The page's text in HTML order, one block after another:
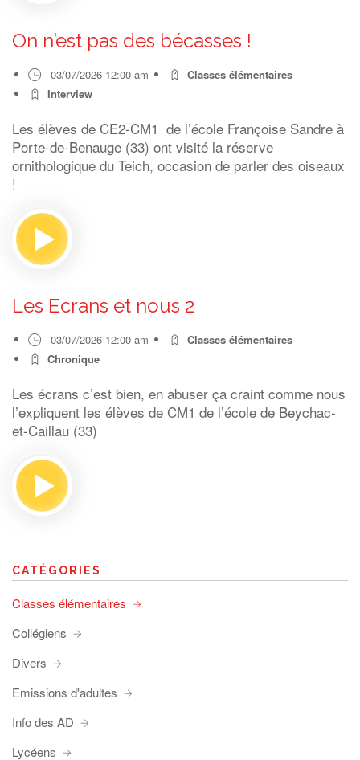
On n’est pas des bécasses !
03/07/2026 12:00 am
Classes élémentaires
Interview
Les élèves de CE2-CM1 de l’école Françoise Sandre à
Porte-de-Benauge (33) ont visité la réserve
ornithologique du Teich, occasion de parler des oiseaux
!
Les Ecrans et nous 2
03/07/2026 12:00 am
Classes élémentaires
Chronique
Les écrans c’est bien, en abuser ça craint comme nous
l’expliquent les élèves de CM1 de l’école de Beychac-
et-Caillau (33)
CATÉGORIES
Classes élémentaires
Collégiens
Divers
Emissions d'adultes
Info des AD
Lycéens